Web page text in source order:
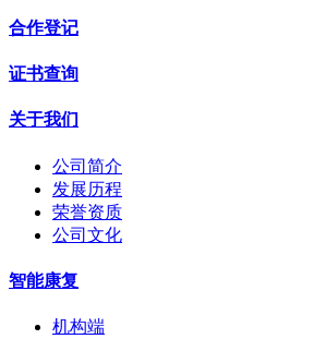
合作登记
证书查询
关于我们
公司简介
发展历程
荣誉资质
公司文化
智能康复
机构端